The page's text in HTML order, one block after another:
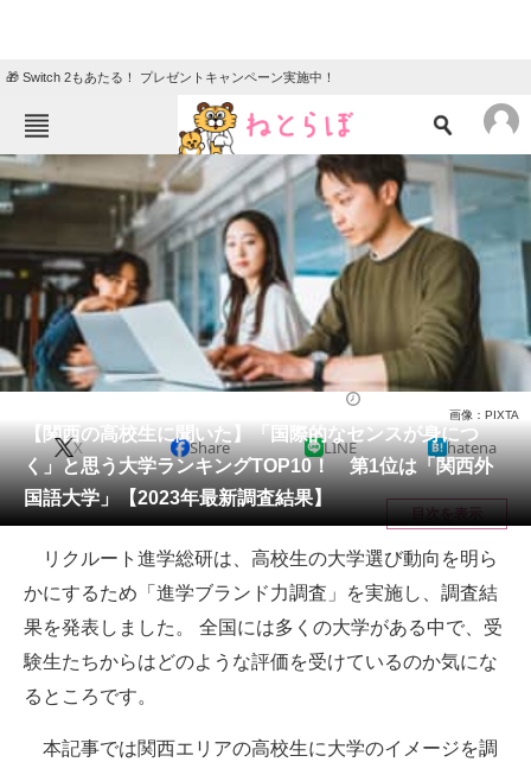
🎁 Switch 2もあたる！ プレゼントキャンペーン実施中！
ねとらぼメニュー
TOP ニュース
クイズ
グルメ 地域
住まい 教育・育児
動物 リサーチ
会員記事
メディア
注目記事を集めた総合ページ
ITの今と未来を見通す
スマホと通信の最新トレンド
好きが集まる 比べて選べる
【関西の高校生に聞いた】「国際的なセンスが身につ
く」と思う大学ランキングTOP10！ 第1位は「関西外
国語大学」【2023年最新調査結果】
画像：PIXTA
X Share LINE hatena
目次を表示
リクルート進学総研は、高校生の大学選び動向を明ら
かにするため「進学ブランド力調査」を実施し、調査結
果を発表しました。 全国には多くの大学がある中で、受
験生たちからはどのような評価を受けているのか気にな
るところです。
本記事では関西エリアの高校生に大学のイメージを調